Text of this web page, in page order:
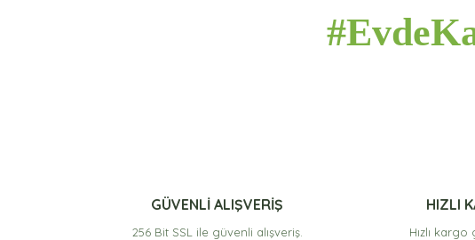
GÜVENLİ ALIŞVERİŞ
256 Bit SSL ile güvenli alışveriş.
HIZLI
Hızlı kargo